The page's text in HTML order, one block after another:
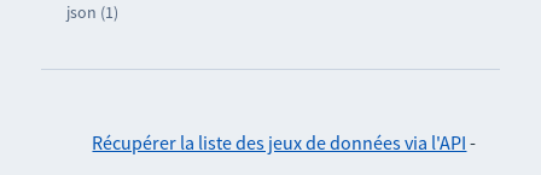
json (1)
Récupérer la liste des jeux de données via l'API -